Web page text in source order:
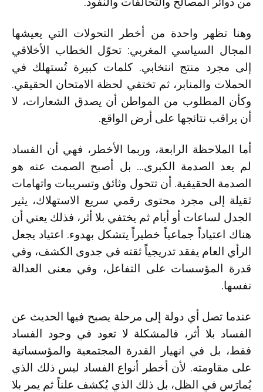
وهنا تظهر واحدة من أخطر التحولات التي يعيشها
المجال السياسي المغربي: تحوّل الخطاب الأخلاقي
إلى مجرد منتج انتخابي. كلمات كبيرة تُستهلك في
الحملات والمنابر، ثم تختفي لحظة الامتحان الحقيقي.
وكأن المطلوب من المواطن أن يصدق الشعارات، لا
أن يراقب نتائجها على أرض الواقع.
أما الملاحظة الرابعة، وربما الأخطر، فهي أن الفساد
لم يعد الصدمة الكبرى… بل أصبح الصمت عنه هو
الصدمة الحقيقية. أن تتحول وثائق وتسريبات واتهامات
ثقيلة إلى مجرد محتوى رقمي سريع الاستهلاك، يثير
الجدل لساعات أو أيام ثم يختفي بلا أثر، فذلك يعني أن
هناك اعتياداً جماعياً خطيراً يتشكل بهدوء. اعتياد يجعل
الرأي العام يفقد تدريجياً ثقته في جدوى الكشف، وفي
قدرة المؤسسات على التفاعل، وفي معنى العدالة
نفسها.
عندما تصل أي دولة إلى مرحلة يصبح فيها الحديث عن
الفساد بلا أثر، فالمشكلة لا تعود في وجود الفساد
فقط، بل في انهيار القدرة المجتمعية والمؤسساتية
على مقاومته. لأن أخطر أنواع الفساد ليس ذلك الذي
يُمارَس في الظل، بل ذلك الذي يُكشف علناً ثم يمر بلا